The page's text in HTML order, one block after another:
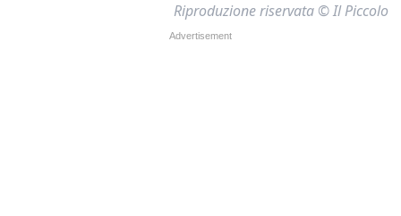
Riproduzione riservata © Il Piccolo